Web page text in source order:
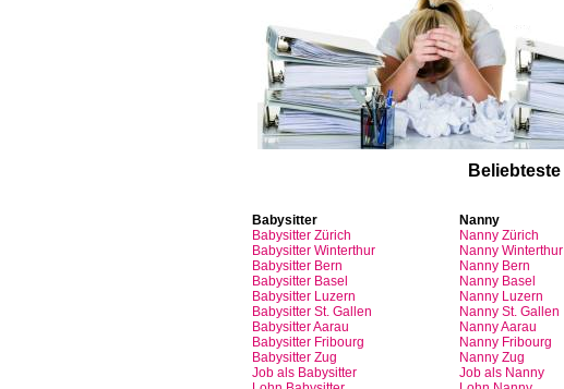
Beliebteste
Babysitter
Babysitter Zürich
Babysitter Winterthur
Babysitter Bern
Babysitter Basel
Babysitter Luzern
Babysitter St. Gallen
BabysitterAarau
Babysitter Fribourg
Babysitter Zug
Job alsBabysitter
Nanny
Nanny Zürich
Nanny Winterthur
Nanny Bern
Nanny Basel
Nanny Luzern
Nanny St. Gallen
NannyAarau
Nanny Fribourg
Nanny Zug
Job alsNanny